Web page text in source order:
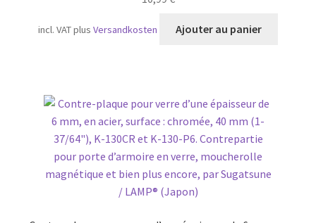
incl. VATplusVersandkosten Ajouter au panier